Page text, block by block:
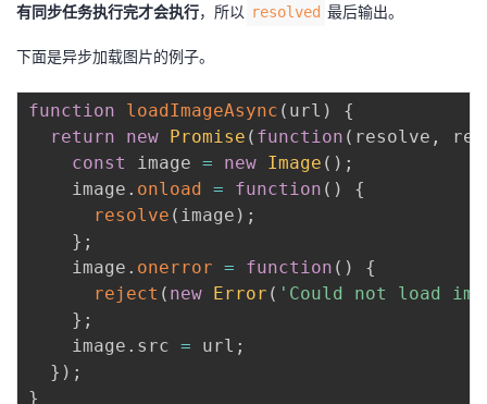
有同步任务执行完才会执行，所以 resolved 最后输出。
下面是异步加载图片的例子。
function loadImageAsync ( url )
{
return
new Promise ( function ( resolve ,
const
image = new Image ( ) ;
    image
. onload = function ( )
{
resolve ( image ) ;
} ;
    image
. onerror = function ( )
{
reject ( new Error ( 'Could not load
} ;
    image
. src = url ;
} ) ;
}